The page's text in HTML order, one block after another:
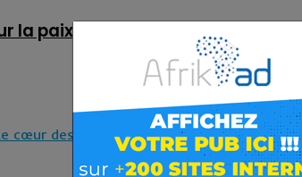
la paix